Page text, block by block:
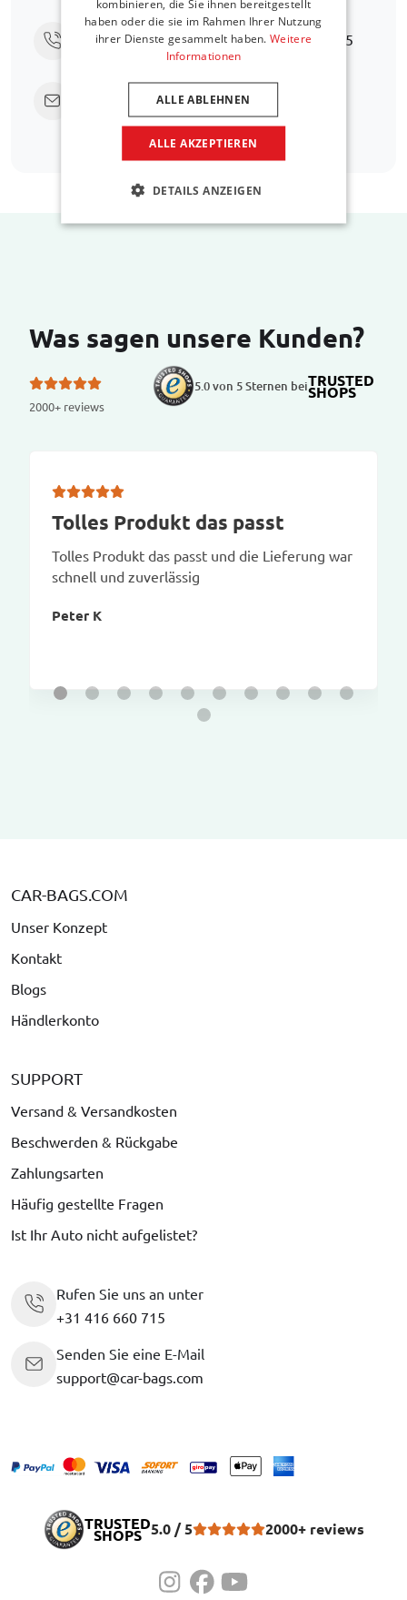
Rufen Sie uns an unter+31 416 660 715
Senden Sie eine E-Mailsupport@car-
bags.com
Was sagen unsere Kunden?
2000+ reviews
5.0 von 5 Sternen beiTRUSTED
SHOPS
Tolles Produkt das passt
Tolles Produkt das passt und die Lieferung war
schnell und zuverlässig
Peter K
CAR-BAGS.COM
Unser Konzept
Kontakt
Blogs
Händlerkonto
SUPPORT
Versand & Versandkosten
Beschwerden & Rückgabe
Zahlungsarten
Häufig gestellte Fragen
Ist Ihr Auto nicht aufgelistet?
Rufen Sie uns an unter
+31 416 660 715
Senden Sie eine E-Mail
support@car-bags.com
TRUSTED
SHOPS 5.0 / 5 2000+ reviews
kombinieren, die Sie ihnen bereitgestellt
haben oder die sie im Rahmen Ihrer Nutzung
ihrer Dienste gesammelt haben. Weitere
Informationen
ALLE AKZEPTIEREN
ALLE ABLEHNEN
DETAILS ANZEIGEN